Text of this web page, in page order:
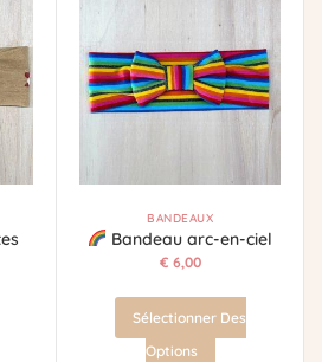
BANDEAUX
Bandeau arc-en-ciel
€ 6,00
Sélectionner Des
Options